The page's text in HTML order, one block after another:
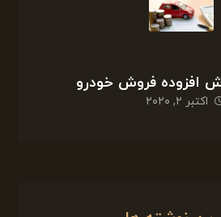
افزوده فروش خودرو
اکتبر ۲, ۲۰۲۰